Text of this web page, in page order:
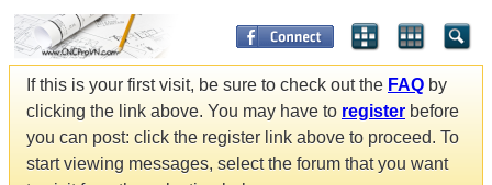
If this is your first visit, be sure to check out the FAQ by
clicking the link above. You may have to register before
you can post: click the register link above to proceed. To
start viewing messages, select the forum that you want